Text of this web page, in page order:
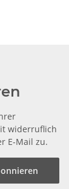
widerruflich
E-Mail zu.